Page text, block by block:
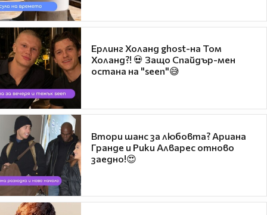
Ерлинг Холанд ghost-на Том
Холанд?! 💀 Защо Спайдър-мен
остана на "seen"😅
Втори шанс за любовта? Ариана
Гранде и Рики Алварес отново
заедно!😍